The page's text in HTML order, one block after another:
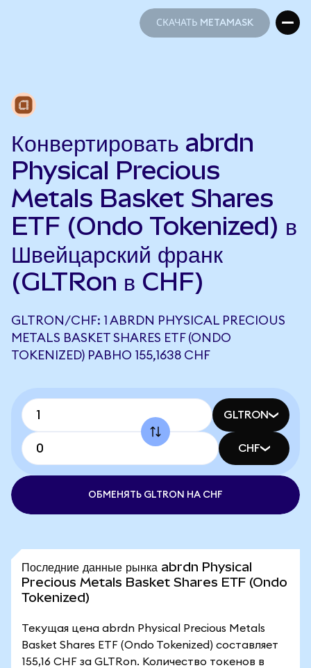
СКАЧАТЬ METAMASK
Конвертировать abrdn
Physical Precious
Metals Basket Shares
ETF (Ondo Tokenized) в
Швейцарский франк
(GLTRon в CHF)
GLTRON/CHF: 1 ABRDN PHYSICAL PRECIOUS
METALS BASKET SHARES ETF (ONDO
TOKENIZED) РАВНО 155,1638 CHF
GLTRON
CHF
ОБМЕНЯТЬ GLTRON НА CHF
Последние данные рынка abrdn Physical
Precious Metals Basket Shares ETF (Ondo
Tokenized)
Текущая цена abrdn Physical Precious Metals
Basket Shares ETF (Ondo Tokenized) составляет
155,16 CHF за GLTRon. Количество токенов в